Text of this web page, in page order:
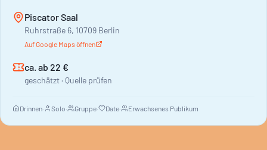
Piscator Saal
Ruhrstraße 6, 10709 Berlin
Auf Google Maps öffnen
ca. ab 22 €
geschätzt · Quelle prüfen
Drinnen· Solo· Gruppe· Date· Erwachsenes Publikum